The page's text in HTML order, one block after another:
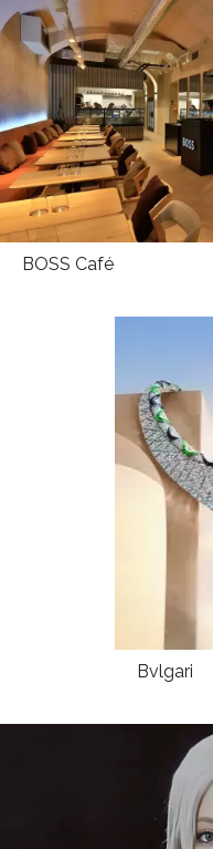
BOSS Café
Bvlgari